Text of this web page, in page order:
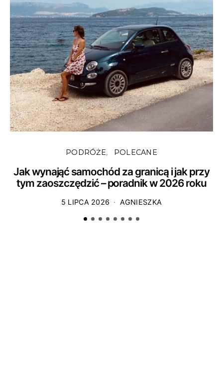
PODRÓŻE POLECANE
Jak wynająć samochód za granicą i jak przy
tym zaoszczędzić – poradnik w 2026 roku
5 LIPCA 2026 AGNIESZKA